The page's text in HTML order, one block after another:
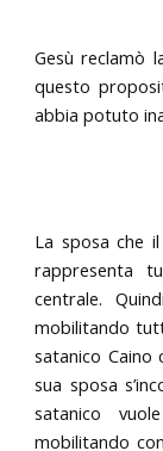
Gesù reclamò
questo
abbia potuto
La sposa che
rappresenta
centrale.
mobilitando
satanico Caino
sua sposa
satanico
mobilitando